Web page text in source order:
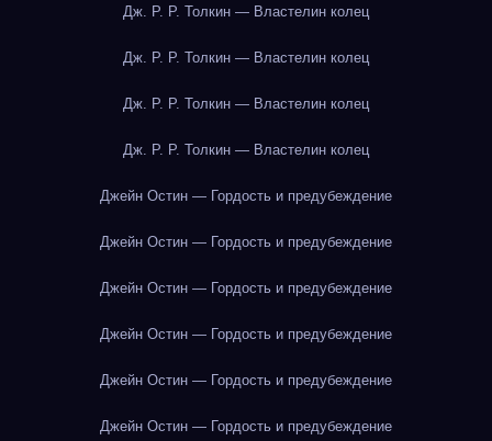
Дж. Р. Р. Толкин — Властелин колец
Дж. Р. Р. Толкин — Властелин колец
Дж. Р. Р. Толкин — Властелин колец
Дж. Р. Р. Толкин — Властелин колец
Джейн Остин — Гордость и предубеждение
Джейн Остин — Гордость и предубеждение
Джейн Остин — Гордость и предубеждение
Джейн Остин — Гордость и предубеждение
Джейн Остин — Гордость и предубеждение
Джейн Остин — Гордость и предубеждение